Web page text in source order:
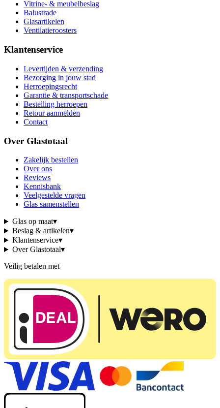
Vitrine- & meubelbeslag
Balustrade
Glasartikelen
Ventilatieroosters
Klantenservice
Levertijden & verzending
Bezorging in jouw stad
Herroepingsrecht
Garantie & transportschade
Bestelling herroepen
Retour aanmelden
Contact
Over Glastotaal
Zakelijk bestellen
Over ons
Reviews
Kennisbank
Veelgestelde vragen
Glas samenstellen
Glas op maat▾
Beslag & artikelen▾
Klantenservice▾
Over Glastotaal▾
Veilig betalen met